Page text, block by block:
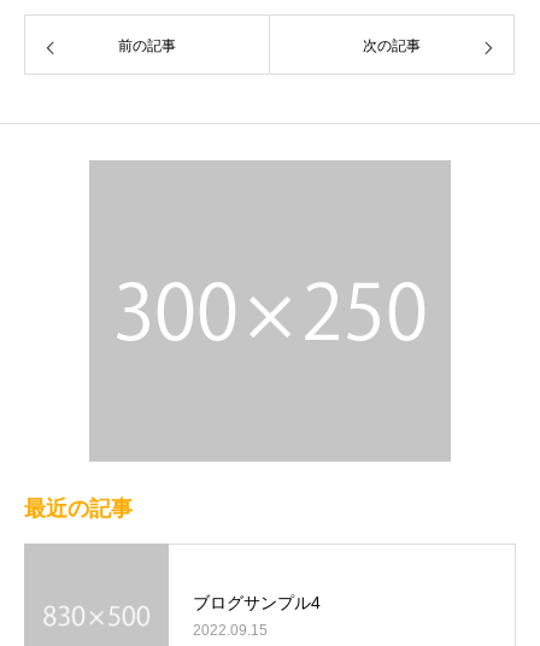
前の記事 次の記事
最近の記事
ブログサンプル4
2022.09.15